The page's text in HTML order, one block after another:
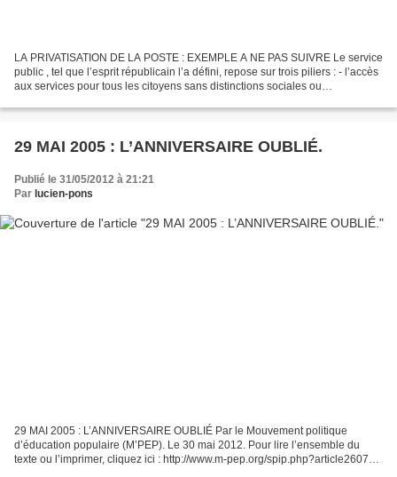
LA PRIVATISATION DE LA POSTE : EXEMPLE A NE PAS SUIVRE Le service
public , tel que l’esprit républicain l’a défini, repose sur trois piliers : - l’accès
aux services pour tous les citoyens sans distinctions sociales ou
29 MAI 2005 : L’ANNIVERSAIRE OUBLIÉ.
Publié le 31/05/2012 à 21:21
Par lucien-pons
29 MAI 2005 : L’ANNIVERSAIRE OUBLIÉ Par le Mouvement politique
d’éducation populaire (M’PEP). Le 30 mai 2012. Pour lire l’ensemble du
texte ou l’imprimer, cliquez ici : http://www.m-pep.org/spip.php?article2607